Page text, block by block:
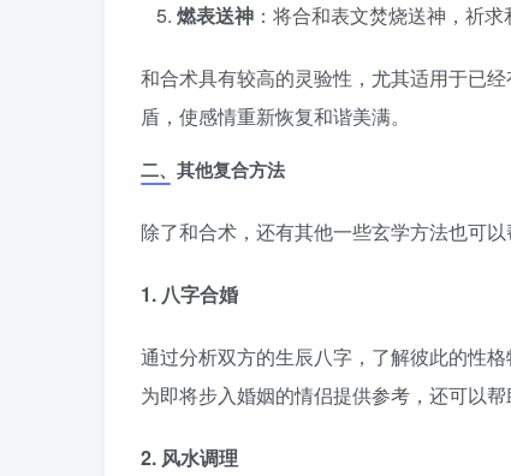
燃表送神 ：将合和表文焚烧送神，祈
和合术具有较高的灵验性，尤其适用于已
盾，使感情重新恢复和谐美满。
二、其他复合方法
除了和合术，还有其他一些玄学方法也可以
1. 八字合婚
通过分析双方的生辰八字，了解彼此的性
为即将步入婚姻的情侣提供参考，还可以
2. 风水调理